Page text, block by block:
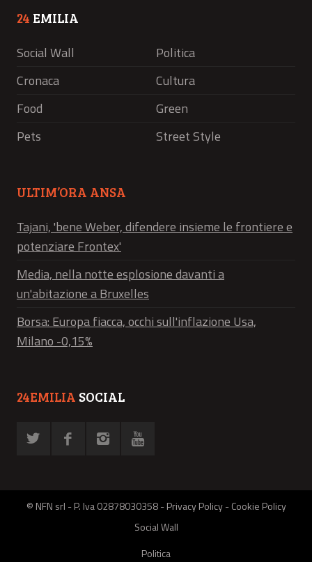
24 EMILIA
Social Wall
Politica
Cronaca
Cultura
Food
Green
Pets
Street Style
ULTIM’ORA ANSA
Tajani, 'bene Weber, difendere insieme le frontiere e
potenziare Frontex'
Media, nella notte esplosione davanti a
un'abitazione a Bruxelles
Borsa: Europa fiacca, occhi sull'inflazione Usa,
Milano -0,15%
24EMILIA SOCIAL
© NFN srl - P. Iva 02878030358 -Privacy Policy-Cookie Policy
Social Wall
Politica